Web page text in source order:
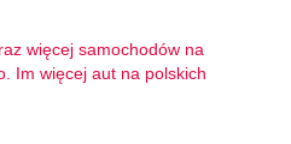
więcej samochodów na
Im więcej aut na polskich